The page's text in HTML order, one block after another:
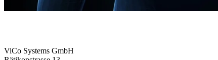
ViCo Systems GmbH